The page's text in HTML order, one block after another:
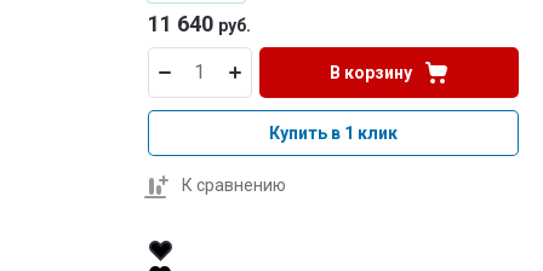
11 640 руб.
В корзину
Купить в 1 клик
К сравнению